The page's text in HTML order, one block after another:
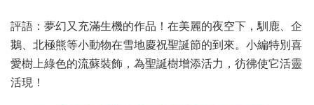
評語：夢幻又充滿生機的作品！在美麗的夜空下，馴鹿、企
鵝、北極熊等小動物在雪地慶祝聖誕節的到來。小編特別喜
愛樹上綠色的流蘇裝飾，為聖誕樹增添活力，彷彿使它活靈
活現！